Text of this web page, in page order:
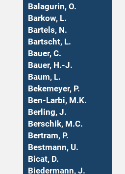
Balagurin, O.
Barkow, L.
Bartels, N.
Bartscht, L.
Bauer, C.
Bauer, H.-J.
Baum, L.
Bekemeyer, P.
Ben-Larbi, M.K.
Berling, J.
Berschik, M.C.
Bertram, P.
Bestmann, U.
Bicat, D.
Biedermann, J.